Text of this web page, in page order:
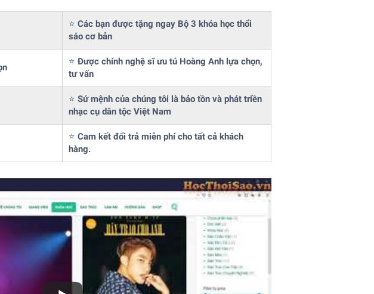
⭐ Các bạn được tặng ngay Bộ 3 khóa học thổi
sáo cơ bản
⭐ Được chính nghệ sĩ ưu tú Hoàng Anh lựa chọn,
tư vấn
⭐ Sứ mệnh của chúng tôi là bảo tồn và phát triền
nhạc cụ dân tộc Việt Nam
⭐ Cam kết đổi trả miễn phí cho tất cả khách
hàng.